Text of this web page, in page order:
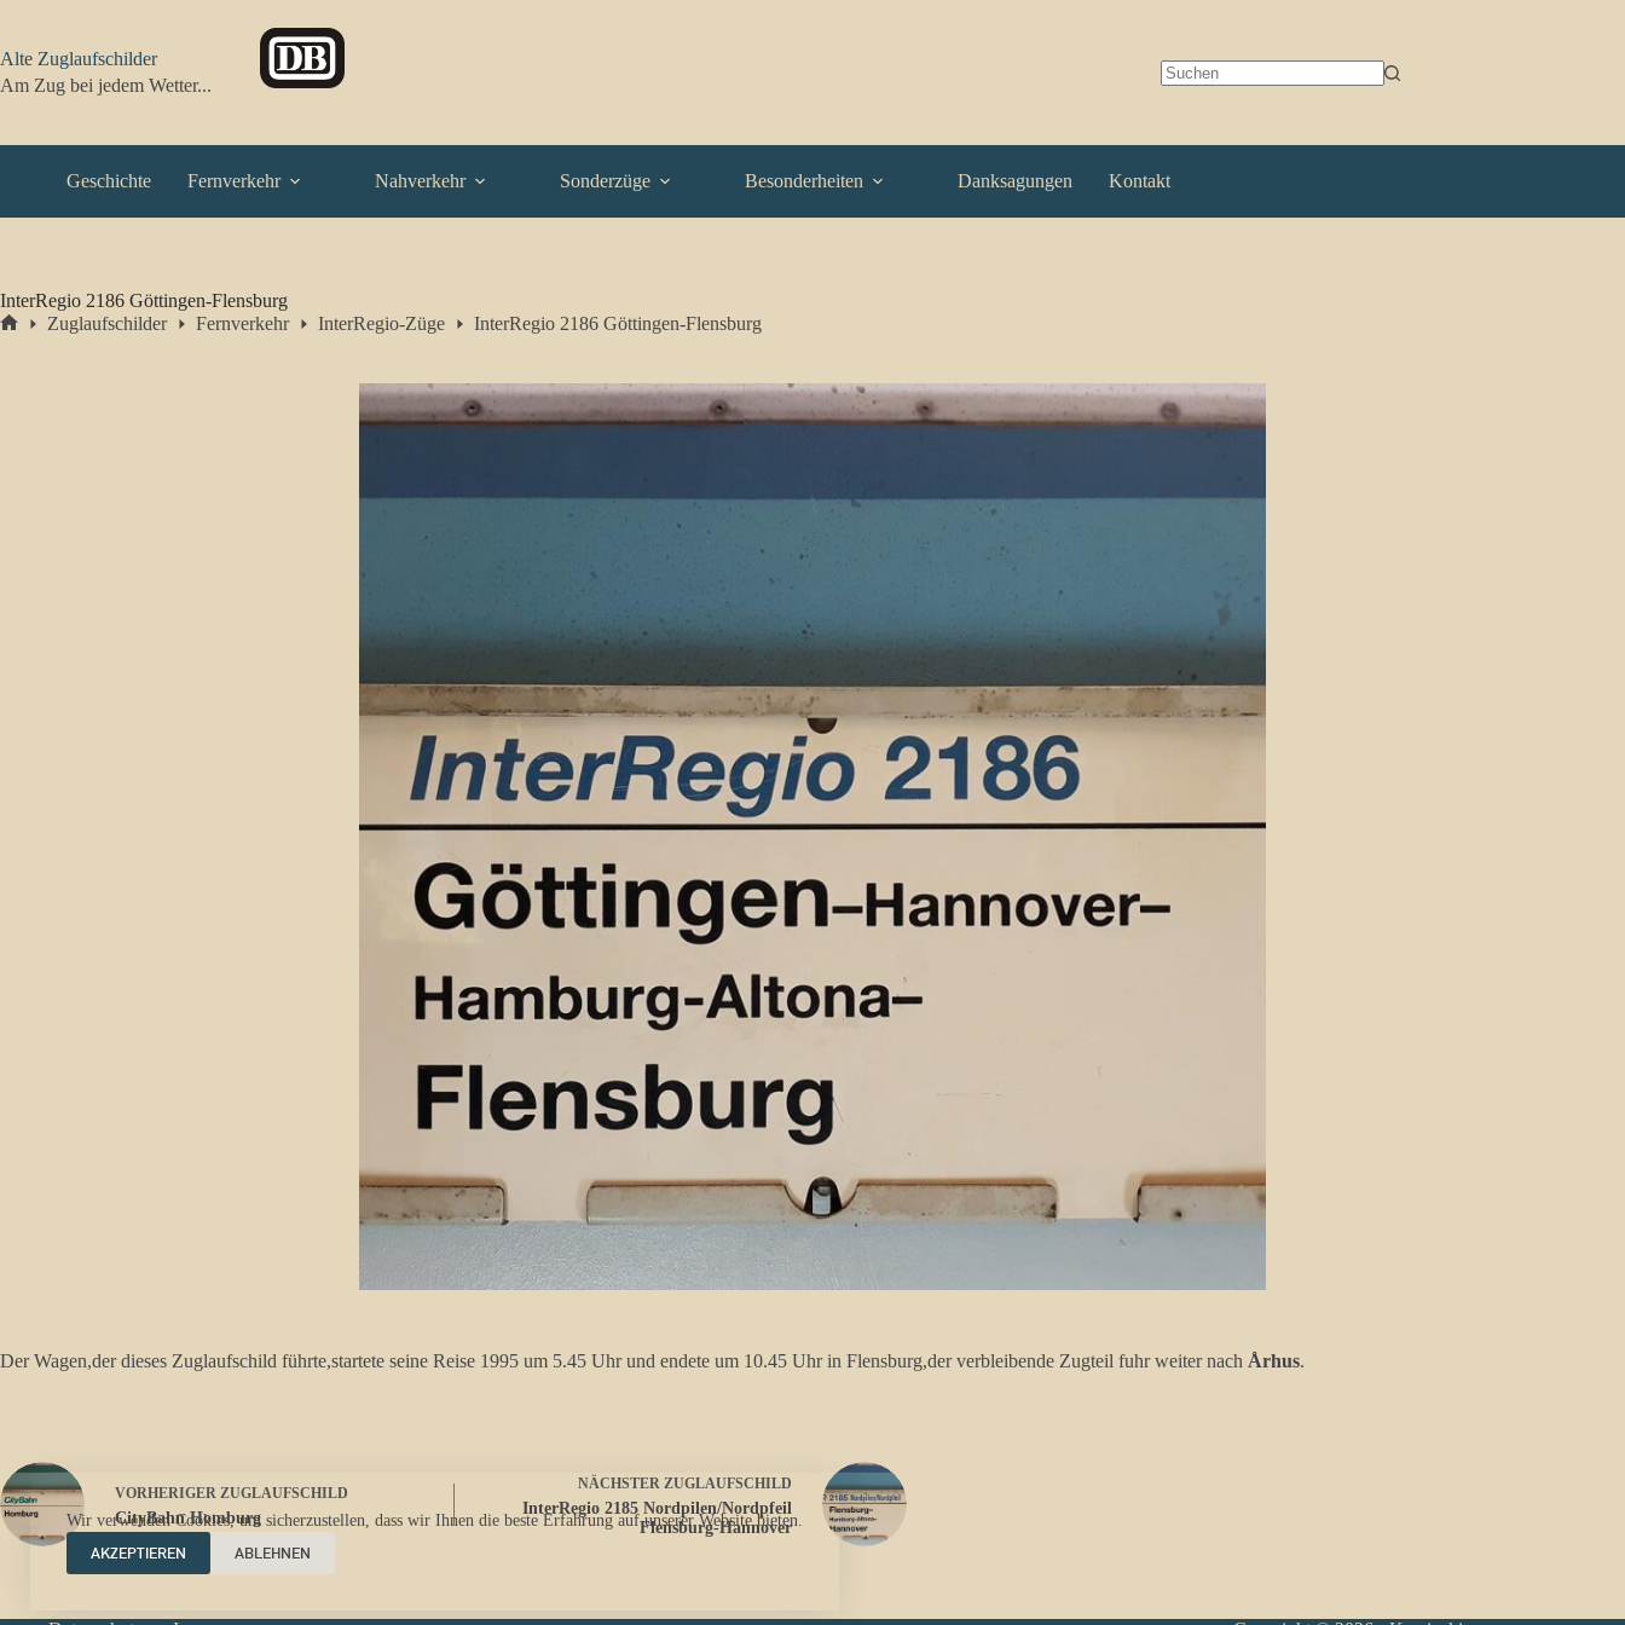
springen
Wir verwenden Cookies, um sicherzustellen, dass wir Ihnen die beste Erfahrung auf unserer Website bieten.
AKZEPTIEREN
ABLEHNEN
Alte Zuglaufschilder
Am Zug bei jedem Wetter...
Geschichte Fernverkehr Nahverkehr Sonderzüge Besonderheiten Danksagungen Kontakt
InterRegio 2186 Göttingen-Flensburg
Zuglaufschilder Fernverkehr InterRegio-Züge InterRegio 2186 Göttingen-Flensburg
Der Wagen,der dieses Zuglaufschild führte,startete seine Reise 1995 um 5.45 Uhr und endete um 10.45 Uhr in Flensburg,der verbleibende Zugteil fuhr weiter nach Århus.
VORHERIGER ZUGLAUFSCHILD
CityBahn Homburg
NÄCHSTER ZUGLAUFSCHILD
InterRegio 2185 Nordpilen/Nordpfeil
Flensburg-Hannover